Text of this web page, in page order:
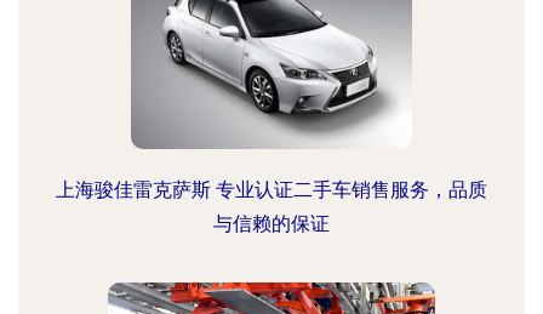
上海骏佳雷克萨斯 专业认证二手车销售服务，品质
与信赖的保证